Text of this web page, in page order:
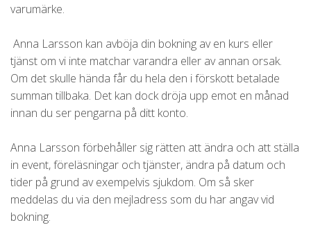
varumärke.
Anna Larsson kan avböja din bokning av en kurs eller
tjänst om vi inte matchar varandra eller av annan orsak.
Om det skulle hända får du hela den i förskott betalade
summan tillbaka. Det kan dock dröja upp emot en månad
innan du ser pengarna på ditt konto.
Anna Larsson förbehåller sig rätten att ändra och att ställa
in event, föreläsningar och tjänster, ändra på datum och
tider på grund av exempelvis sjukdom. Om så sker
meddelas du via den mejladress som du har angav vid
bokning.